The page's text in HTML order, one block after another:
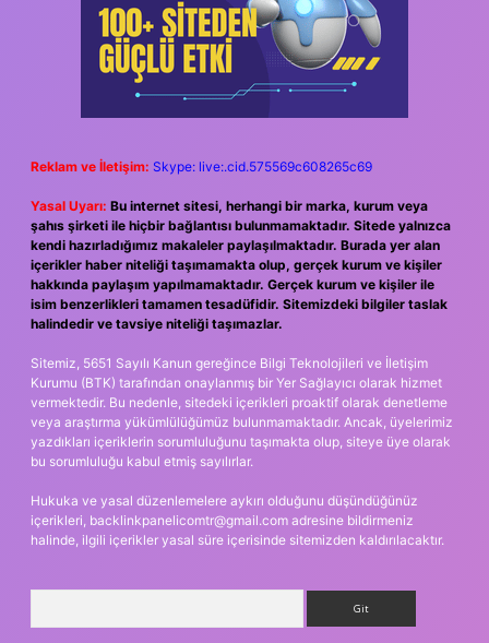
Reklam ve İletişim: Skype: live:.cid.575569c608265c69
Yasal Uyarı: Bu internet sitesi, herhangi bir marka, kurum veya
şahıs şirketi ile hiçbir bağlantısı bulunmamaktadır. Sitede yalnızca
kendi hazırladığımız makaleler paylaşılmaktadır. Burada yer alan
içerikler haber niteliği taşımamakta olup, gerçek kurum ve kişiler
hakkında paylaşım yapılmamaktadır. Gerçek kurum ve kişiler ile
isim benzerlikleri tamamen tesadüfidir. Sitemizdeki bilgiler taslak
halindedir ve tavsiye niteliği taşımazlar.
Sitemiz, 5651 Sayılı Kanun gereğince Bilgi Teknolojileri ve İletişim
Kurumu (BTK) tarafından onaylanmış bir Yer Sağlayıcı olarak hizmet
vermektedir. Bu nedenle, sitedeki içerikleri proaktif olarak denetleme
veya araştırma yükümlülüğümüz bulunmamaktadır. Ancak, üyelerimiz
yazdıkları içeriklerin sorumluluğunu taşımakta olup, siteye üye olarak
bu sorumluluğu kabul etmiş sayılırlar.
Hukuka ve yasal düzenlemelere aykırı olduğunu düşündüğünüz
içerikleri, backlinkpanelicomtr@gmail.com adresine bildirmeniz
halinde, ilgili içerikler yasal süre içerisinde sitemizden kaldırılacaktır.